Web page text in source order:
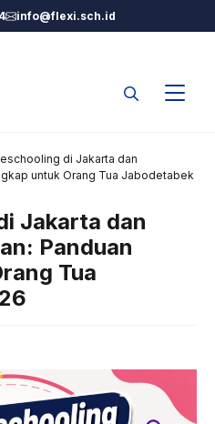
info@flexi.sch.id
di Jakarta dan
untuk Orang Tua Jabodetabek
Jakarta dan
Panduan
Tua